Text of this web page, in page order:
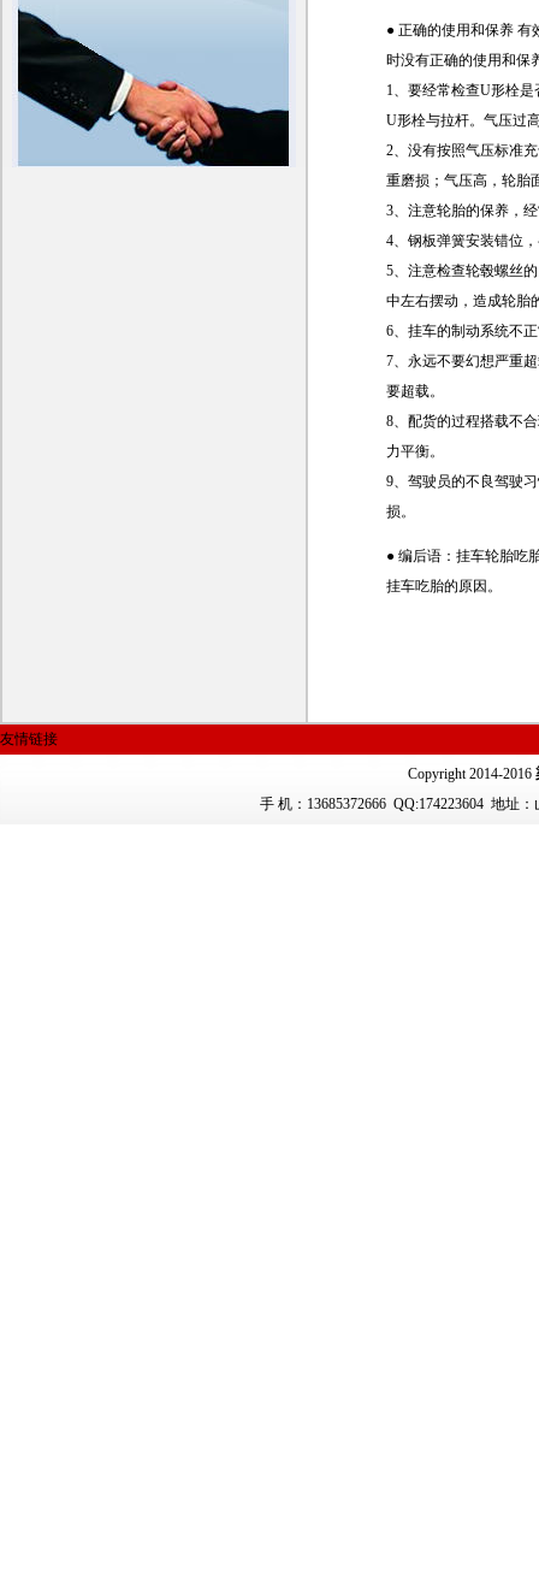
● 正确的使用和保养 有
时没有正确的使用和保
1、要经常检查U形栓
U形栓与拉杆。气压过
2、没有按照气压标准
重磨损；气压高，轮胎
3、注意轮胎的保养，
4、钢板弹簧安装错位
5、注意检查轮毂螺丝
中左右摆动，造成轮胎
6、挂车的制动系统不
7、永远不要幻想严重
要超载。
8、配货的过程搭载不
力平衡。
9、驾驶员的不良驾驶
损。
● 编后语：挂车轮胎吃
挂车吃胎的原因。
友情链接
Copyright 2014-2016
手 机：13685372666 QQ:174223604 地址